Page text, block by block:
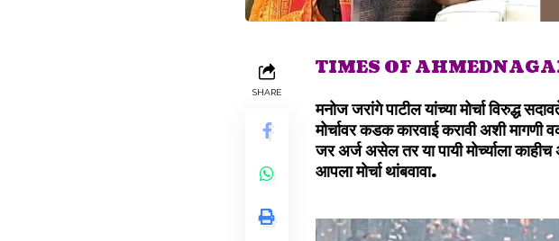
SHARE
TIMES OF
मनोज जरांगे पाटील यांच्या मोर्चा विरुद्ध
मोर्चावर कडक कारवाई करावी अशी
जर अर्ज असेल तर या पायी मोर्च्याला
आपला मोर्चा थांबवावा.